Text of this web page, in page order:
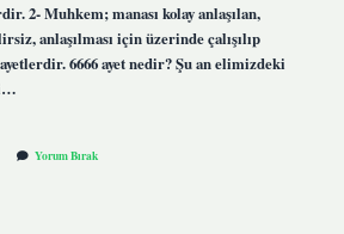
2- Muhkem; manası kolay anlaşılan,
anlaşılması için üzerinde çalışılıp
6666 ayet nedir? Şu an elimizdeki
Yorum Bırak